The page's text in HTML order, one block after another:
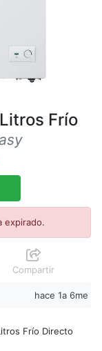
Frío
expirado.
Compartir
hace 1a 6me
Frío Directo